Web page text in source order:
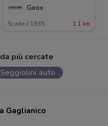
Geox
Scade il 19/05 1.1 km
più cercate
Seggiolini auto
Gaglianico